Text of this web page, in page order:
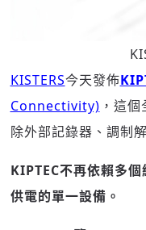
KISTERS今天發佈
Connectivity) ，這
除外部記錄器、調制
KIPTEC不再依賴多
供電的單一設備。